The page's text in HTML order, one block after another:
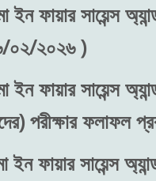
ফায়ার সায়েন্স
০২/২০২৬ )
ফায়ার সায়েন্স
পরীক্ষার
ফায়ার সায়েন্স